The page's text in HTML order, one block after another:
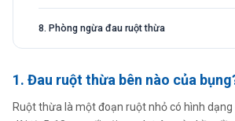
8. Phòng ngừa đau ruột thừa
1. Đau ruột thừa bên nào của
Ruột thừa là một đoạn ruột nhỏ có hình dạng